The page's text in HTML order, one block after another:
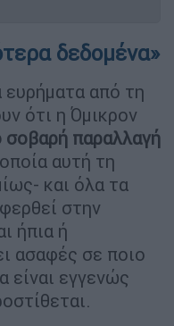
δεδομένα»
ευρήματα από τη
ότι η Όμικρον
σοβαρή παραλλαγή
αυτή τη
και όλα τα
στην
ήπια ή
ασαφές σε ποιο
είναι εγγενώς